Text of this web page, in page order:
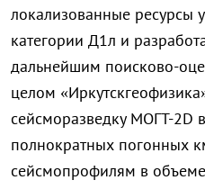
локализованные ресурсы
категории Д1л и
дальнейшим поисково-
целом «Иркутскгеофизик
сейсморазведку MOГT-2D
полнократных погонных
сейсмопрофилям в